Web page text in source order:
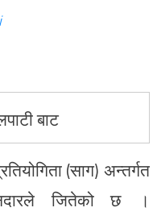
बाट
(साग) अन्तर्गत
जितेको छ ।